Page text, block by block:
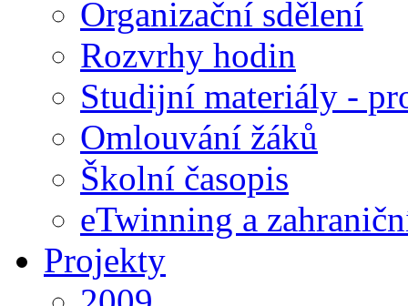
Organizační sdělení
Rozvrhy hodin
Studijní materiály -
Omlouvání žáků
Školní časopis
eTwinning a
Projekty